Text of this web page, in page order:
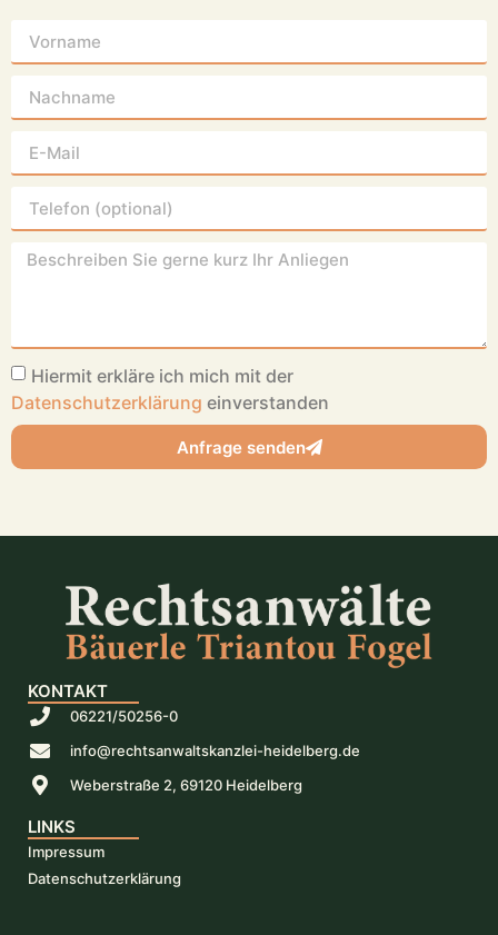
Hiermit erkläre ich mich mit der
Datenschutzerklärung einverstanden
Anfrage senden
KONTAKT
06221/50256-0
info@rechtsanwaltskanzlei-heidelberg.de
Weberstraße 2, 69120 Heidelberg
LINKS
Impressum
Datenschutzerklärung